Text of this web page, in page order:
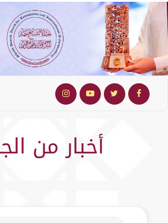
أخبار من